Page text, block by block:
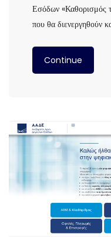
Εσόδων «Καθορισμός
που θα
Continue